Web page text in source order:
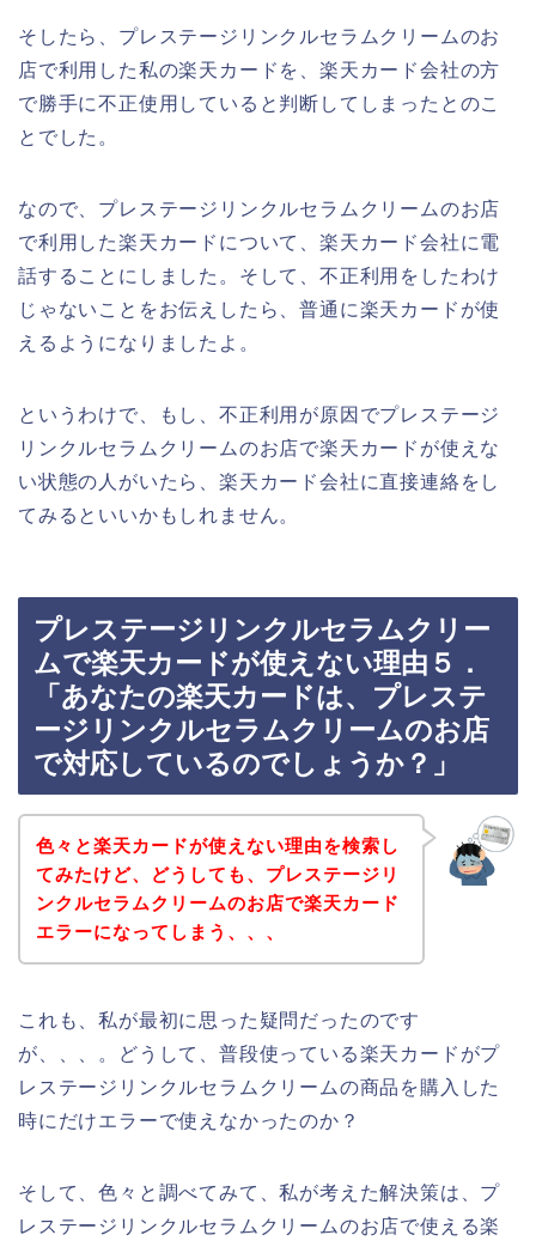
そしたら、プレステージリンクルセラムクリームのお
店で利用した私の楽天カードを、楽天カード会社の方
で勝手に不正使用していると判断してしまったとのこ
とでした。
なので、プレステージリンクルセラムクリームのお店
で利用した楽天カードについて、楽天カード会社に電
話することにしました。そして、不正利用をしたわけ
じゃないことをお伝えしたら、普通に楽天カードが使
えるようになりましたよ。
というわけで、もし、不正利用が原因でプレステージ
リンクルセラムクリームのお店で楽天カードが使えな
い状態の人がいたら、楽天カード会社に直接連絡をし
てみるといいかもしれません。
プレステージリンクルセラムクリー
ムで楽天カードが使えない理由５．
「あなたの楽天カードは、プレステ
ージリンクルセラムクリームのお店
で対応しているのでしょうか？」
色々と楽天カードが使えない理由を検索し
てみたけど、どうしても、プレステージリ
ンクルセラムクリームのお店で楽天カード
エラーになってしまう、、、
これも、私が最初に思った疑問だったのです
が、、、。どうして、普段使っている楽天カードがプ
レステージリンクルセラムクリームの商品を購入した
時にだけエラーで使えなかったのか？
そして、色々と調べてみて、私が考えた解決策は、プ
レステージリンクルセラムクリームのお店で使える楽